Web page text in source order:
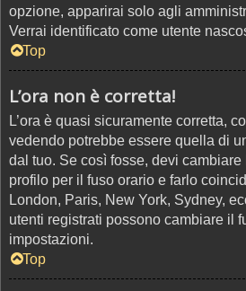
opzione, apparirai solo agli
Verrai identificato come utente
Top
L’ora non è corretta!
L’ora è quasi sicuramente corretta,
vedendo potrebbe essere quella di
dal tuo. Se così fosse, devi
profilo per il fuso orario e farlo
London, Paris, New York, Sydney,
utenti registrati possono cambiare il
impostazioni.
Top